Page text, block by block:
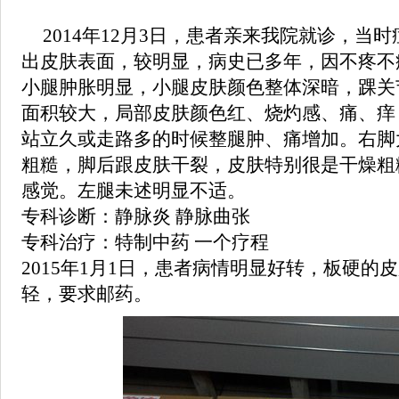
2014年12月3日，患者亲来我院就诊，当
出皮肤表面，较明显，病史已多年，因不疼
小腿肿胀明显，小腿皮肤颜色整体深暗，踝
面积较大，局部皮肤颜色红、烧灼感、痛、
站立久或走路多的时候整腿肿、痛增加。右
粗糙，脚后跟皮肤干裂，皮肤特别很是干燥
感觉。左腿未述明显不适。
专科诊断： 静脉炎 静脉曲张
专科治疗：特制中药 一个疗程
2015年1月1日，患者病情明显好转，板硬的
轻，要求邮药。